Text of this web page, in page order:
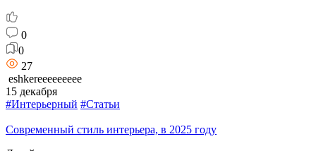
0
0
27
eshkereeeeeeeee
15 декабря
#Интерьерный #Статьи
Современный стиль интерьера, в 2025 году